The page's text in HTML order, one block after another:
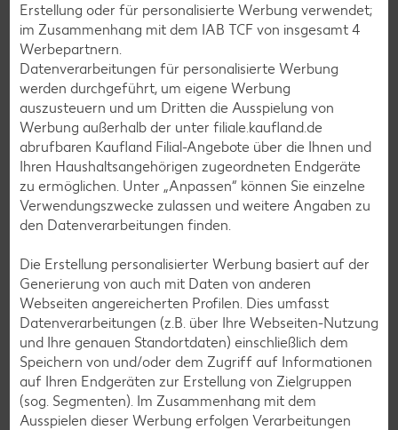
Raclette-Rezepte
Flammkuchen-Rezepte
Frühstücksrezepte
Salat-Rezepte
Spargel-Rezepte
Fleisch-Rezepte
Fisch-Rezepte
Lamm-Rezepte
Grill-Rezepte
Muffin-Rezepte
Apfelkuchen-Rezepte
Schokokuchen-Rezepte
Erstellung oder für personalisierte Werbung verwendet;
im Zusammenhang mit dem IAB TCF von insgesamt 4
Werbepartnern.
Datenverarbeitungen für personalisierte Werbung
werden durchgeführt, um eigene Werbung
auszusteuern und um Dritten die Ausspielung von
Werbung außerhalb der unter filiale.kaufland.de
abrufbaren Kaufland Filial-Angebote über die Ihnen und
Ihren Haushaltsangehörigen zugeordneten Endgeräte
zu ermöglichen. Unter „Anpassen“ können Sie einzelne
Verwendungszwecke zulassen und weitere Angaben zu
den Datenverarbeitungen finden.
Die Erstellung personalisierter Werbung basiert auf der
Generierung von auch mit Daten von anderen
Webseiten angereicherten Profilen. Dies umfasst
Datenverarbeitungen (z.B. über Ihre Webseiten-Nutzung
und Ihre genauen Standortdaten) einschließlich dem
Speichern von und/oder dem Zugriff auf Informationen
auf Ihren Endgeräten zur Erstellung von Zielgruppen
(sog. Segmenten). Im Zusammenhang mit dem
Ausspielen dieser Werbung erfolgen Verarbeitungen